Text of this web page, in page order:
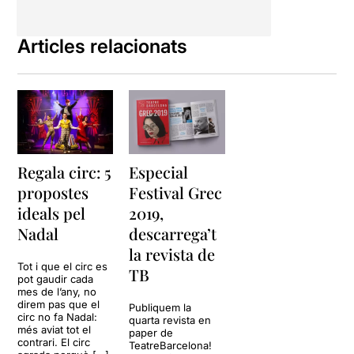
pròpia,
memòria.
Tres artistes a escena,
Rius, Manolo Alcàntara i
Andreu Sans
l'ombra,Joan Trilla
protagonista de la història,
un personatge que té uns
somnis ambiciosos lluny de
la seva pròpia realitat.
L'enorme distància que hi ha
entre el que vol i el que és,
moment següent.
Insistentment,
Articles relacionats
Regala circ: 5
propostes
ideals pel
Nadal
Tot i que el circ es
pot gaudir cada
mes de l’any, no
direm pas que el
circ no fa Nadal:
més aviat tot el
contrari. El circ
Especial
Festival Grec
2019,
descarrega’t
la revista de
TB
Publiquem la
quarta revista en
paper de
TeatreBarcelona!